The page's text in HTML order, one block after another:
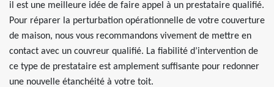
il est une meilleure idée de faire appel à un prestataire qualifié.
Pour réparer la perturbation opérationnelle de votre couverture
de maison, nous vous recommandons vivement de mettre en
contact avec un couvreur qualifié. La fiabilité d’intervention de
ce type de prestataire est amplement suffisante pour redonner
une nouvelle étanchéité à votre toit.